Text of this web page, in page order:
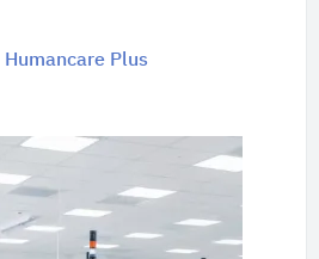
Humancare Plus